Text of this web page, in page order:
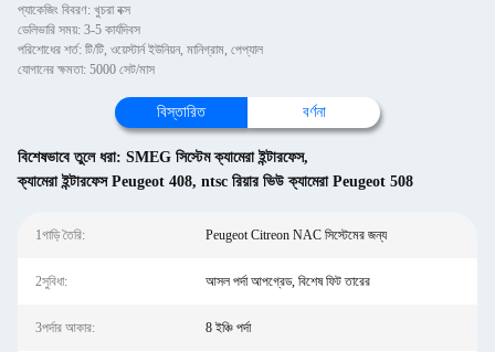
প্যাকেজিং বিবরণ: খুচরা বক্স
ডেলিভারি সময়: 3-5 কার্যদিবস
পরিশোধের শর্ত: টি/টি, ওয়েস্টার্ন ইউনিয়ন, মানিগ্রাম, পেপ্যাল
যোগানের ক্ষমতা: 5000 সেট/মাস
বিস্তারিত বর্ণনা
বিশেষভাবে তুলে ধরা: SMEG সিস্টেম ক্যামেরা ইন্টারফেস,
ক্যামেরা ইন্টারফেস Peugeot 408, ntsc রিয়ার ভিউ ক্যামেরা Peugeot 508
1গাড়ি তৈরি: Peugeot Citreon NAC সিস্টেমের জন্য
2সুবিধা: আসল পর্দা আপগ্রেড, বিশেষ ফিট তারের
3পর্দার আকার: 8 ইঞ্চি পর্দা